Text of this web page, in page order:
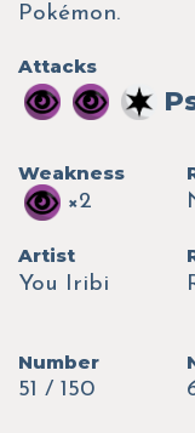
Pokémon.
Attacks
Weakness
×2
Artist
You Iribi
Number
51 / 150